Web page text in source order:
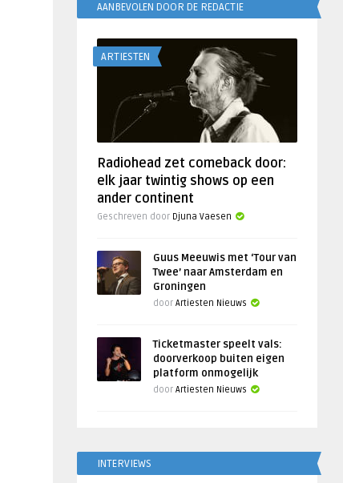
AANBEVOLEN DOOR DE REDACTIE
ARTIESTEN
Radiohead zet comeback door:
elk jaar twintig shows op een
ander continent
Geschreven door Djuna Vaesen
Guus Meeuwis met ‘Tour van
Twee’ naar Amsterdam en
Groningen
door Artiesten Nieuws
Ticketmaster speelt vals:
doorverkoop buiten eigen
platform onmogelijk
door Artiesten Nieuws
INTERVIEWS